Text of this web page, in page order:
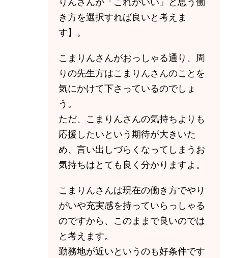
き方を選択すれば良いと考えま
す】。
こまりんさんがおっしゃる通り、周
りの先生方はこまりんさんのことを
気にかけて下さっているのでしょ
う。
ただ、こまりんさんの気持ちよりも
応援したいという期待が大きいた
め、言い出しづらくなってしまうお
気持ちはとても良く分かりますよ。
こまりんさんは現在の働き方でやり
がいや充実感を持っていらっしゃる
のですから、このままで良いのでは
と考えます。
勤務地が近いというのも好条件です